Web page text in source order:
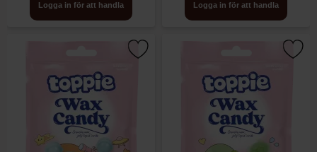
Logga in för att handla Logga in för att handla